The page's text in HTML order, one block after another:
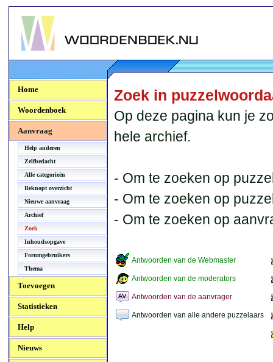
Woordenboek.NU
Home
Woordenboek
Aanvraag
Help anderen
Zelfbedacht
Alle categorieën
Beknopt overzicht
Nieuwe aanvraag
Archief
Zoek
Inhoudsopgave
Forumgebruikers
Thema
Toevoegen
Statistieken
Help
Nieuws
Zoek in
Op deze pagina kun je
hele archief.
- Om te zoeken op
- Om te zoeken op
- Om te zoeken op
Antwoorden van de Webmaster
Antwoorden van de moderators
Antwoorden van de aanvrager
Antwoorden van alle andere puzzelaars